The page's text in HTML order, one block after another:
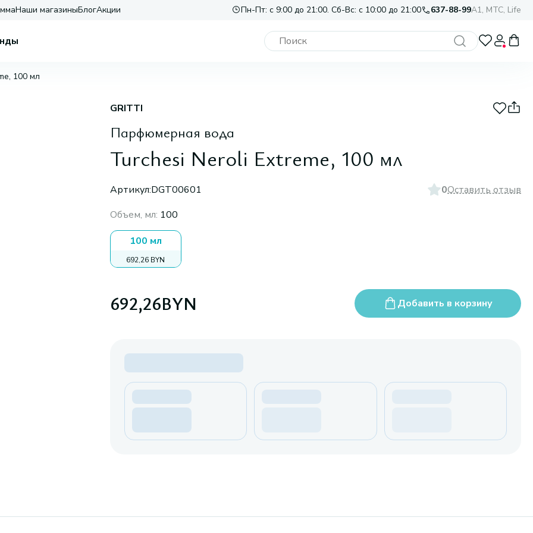
Наши магазиныБлогАкции Пн-Пт: с 9:00 до 21:00. Сб-Вс: с 10:00 до 21:00 637-88-99A1, МТС, Life
100 мл
GRITTI
Парфюмерная вода
Turchesi Neroli Extreme, 100 мл
Артикул:DGT00601 0Оставить отзыв
Объем, мл: 100
100 мл
692,26 BYN
692,26BYN Добавить в корзину